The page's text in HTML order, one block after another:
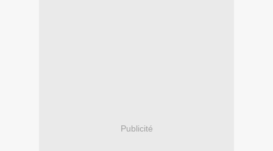
Publicité